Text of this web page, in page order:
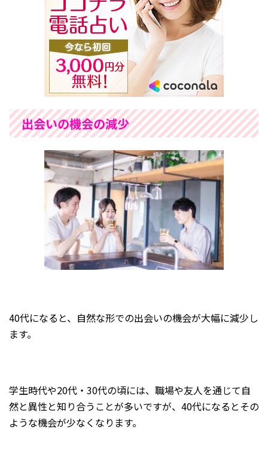
出会いの機会の減少
40代になると、自然な形での出会いの機会が大幅に減少し
ます。
学生時代や20代・30代の頃には、職場や友人を通じて自
然と異性と知り合うことが多いですが、40代になるとその
ような機会が少なくなります。